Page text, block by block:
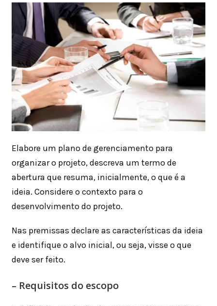
Elabore um plano de gerenciamento para
organizar o projeto, descreva um termo de
abertura que resuma, inicialmente, o que é a
ideia. Considere o contexto para o
desenvolvimento do projeto.
Nas premissas declare as características da ideia
e identifique o alvo inicial, ou seja, visse o que
deve ser feito.
– Requisitos do escopo